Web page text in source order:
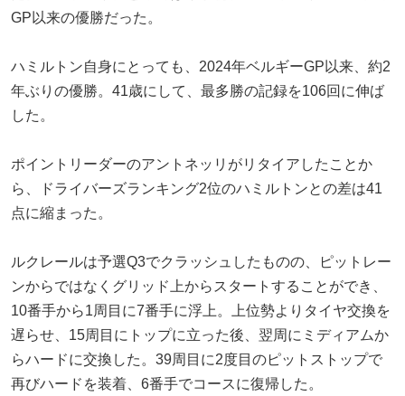
GP以来の優勝だった。
ハミルトン自身にとっても、2024年ベルギーGP以来、約2
年ぶりの優勝。41歳にして、最多勝の記録を106回に伸ば
した。
ポイントリーダーのアントネッリがリタイアしたことか
ら、ドライバーズランキング2位のハミルトンとの差は41
点に縮まった。
ルクレールは予選Q3でクラッシュしたものの、ピットレー
ンからではなくグリッド上からスタートすることができ、
10番手から1周目に7番手に浮上。上位勢よりタイヤ交換を
遅らせ、15周目にトップに立った後、翌周にミディアムか
らハードに交換した。39周目に2度目のピットストップで
再びハードを装着、6番手でコースに復帰した。